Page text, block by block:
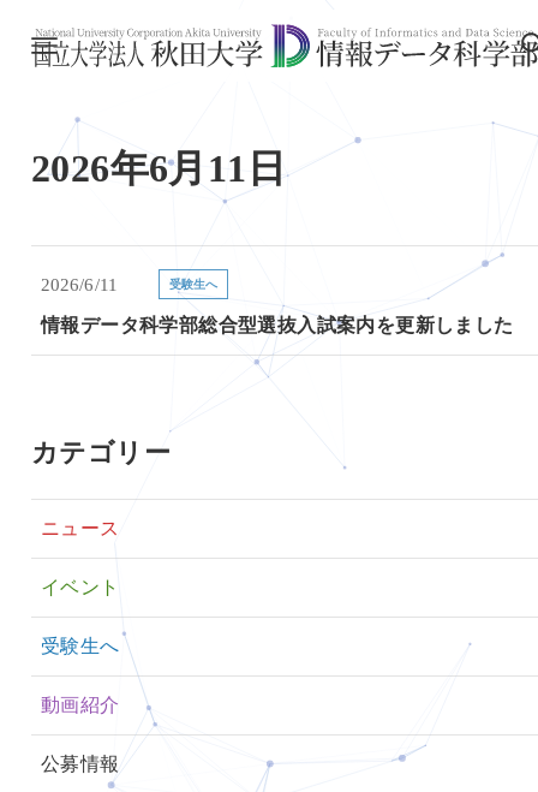
2026年6月11日
2026/6/11 受験生へ
情報データ科学部総合型選抜入試案内を更新しました
カテゴリー
ニュース
イベント
受験生へ
動画紹介
公募情報